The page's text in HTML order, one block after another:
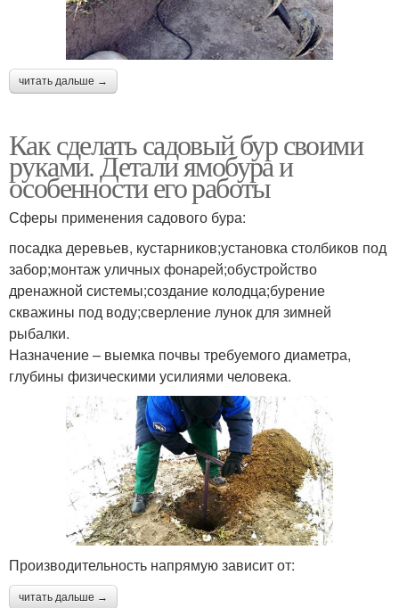
читать дальше →
Как сделать садовый бур своими
руками. Детали ямобура и
особенности его работы
Сферы применения садового бура:
посадка деревьев, кустарников;установка столбиков под
забор;монтаж уличных фонарей;обустройство
дренажной системы;создание колодца;бурение
скважины под воду;сверление лунок для зимней
рыбалки.
Назначение – выемка почвы требуемого диаметра,
глубины физическими усилиями человека.
Производительность напрямую зависит от:
читать дальше →